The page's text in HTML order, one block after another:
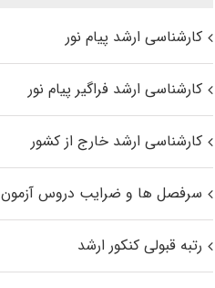
کارشناسی ارشد پیام نور
کارشناسی ارشد فراگیر پیام نور
کارشناسی ارشد خارج از کشور
سرفصل ها و ضرایب دروس آزمون
رتبه قبولی کنکور ارشد